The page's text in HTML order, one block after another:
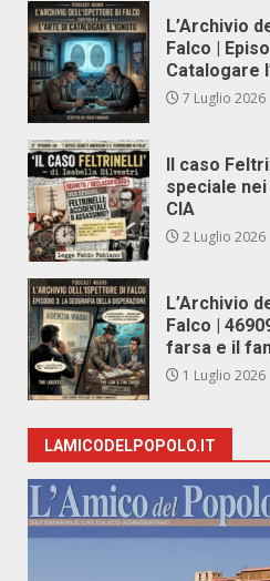
L’Archivio
Falco |
Catalogare
7 Luglio 2026
Il caso
speciale
CIA
2 Luglio 2026
L’Archivio
Falco |
farsa e il
1 Luglio 2026
LAMICODELPOPOLO.IT